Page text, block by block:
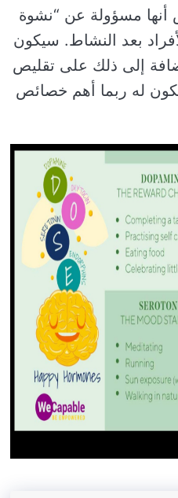
أنها مسؤولة عن “نشوة
بعد النشاط. سيكون
إلى ذلك على تقليص
له ربما أهم خصائص